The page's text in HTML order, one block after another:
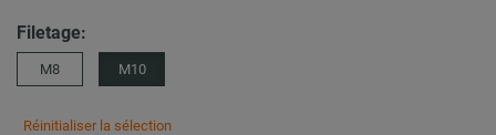
Filetage:
M8 M10
Réinitialiser la sélection